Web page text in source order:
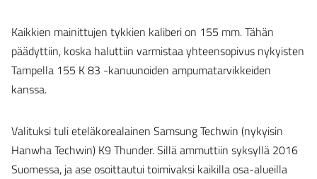
Kaikkien mainittujen tykkien kaliberi on 155 mm. Tähän
päädyttiin, koska haluttiin varmistaa yhteensopivus nykyisten
Tampella 155 K 83 -kanuunoiden ampumatarvikkeiden
kanssa.
Valituksi tuli eteläkorealainen Samsung Techwin (nykyisin
Hanwha Techwin) K9 Thunder. Sillä ammuttiin syksyllä 2016
Suomessa, ja ase osoittautui toimivaksi kaikilla osa-alueilla